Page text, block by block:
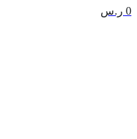
0 ر.س